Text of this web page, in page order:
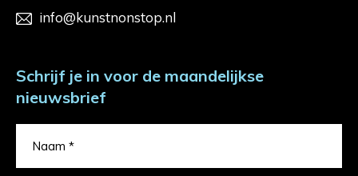
info@kunstnonstop.nl
Schrijf je in voor de maandelijkse
nieuwsbrief